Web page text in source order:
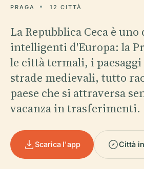
PRAGA 12 CITTÀ
La Repubblica Ceca è
intelligenti d'Europa: la
le città termali, i
strade medievali, tutto
paese che si attraversa
vacanza in trasferimenti.
Scarica l'app Città